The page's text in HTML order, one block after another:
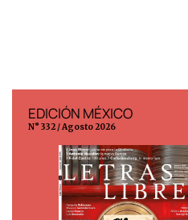
EDICIÓN MÉXICO
N° 332 / Agosto 2026